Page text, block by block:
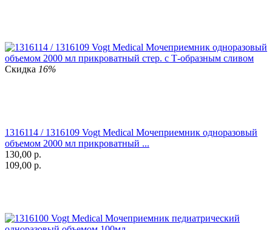
Скидка 16%
1316114 / 1316109 Vogt Medical Мочеприемник одноразовый
объемом 2000 мл прикроватный ...
130,00 р.
109,00 р.